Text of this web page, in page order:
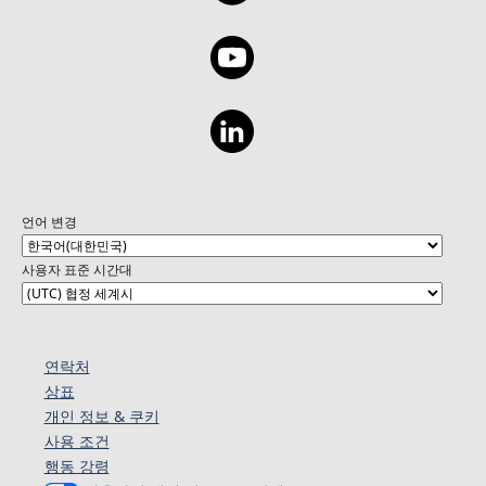
and gain insights into fine-tuning for
tailored applications. 19:45 - 20:15 Session 3:
Fireside Chat - AI in Software Projects
Moderator: Alon Fliess Presenters: ZioNet
on the challenges and patterns of
integrating AI into projects. Gain inspiration
questions for speakers. Closing remarks and
next steps for attendees.
performance and utility of custom agents in
project management. Speaker Bio - Shrushti
and Business applications subject matter
expert, Microsoft MVP. Social Handle of the
언어 변경
사용자 표준 시간대
연락처
상표
개인 정보 & 쿠키
사용 조건
행동 강령